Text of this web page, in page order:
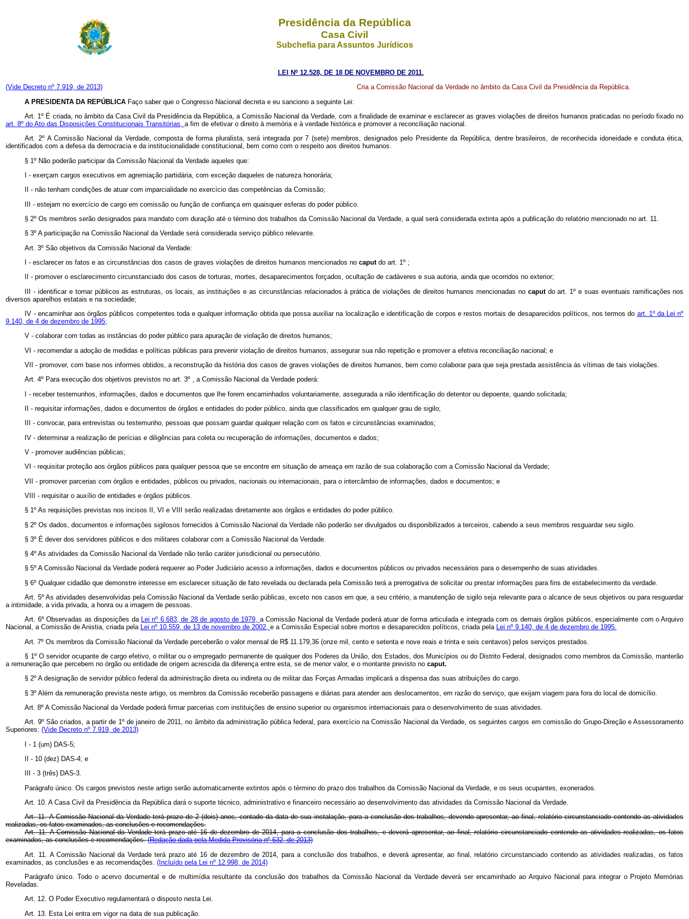
Presidência da República
Casa Civil
Subchefia para Assuntos Jurídicos
LEI Nº 12.528, DE 18 DE NOVEMBRO DE 2011.
(Vide Decreto nº 7.919, de 2013)
Cria a Comissão Nacional da Verdade no âmbito da Casa Civil da Presidência da República.
A PRESIDENTA DA REPÚBLICA Faço saber que o Congresso Nacional decreta e eu sanciono a seguinte Lei:
Art. 1º É criada, no âmbito da Casa Civil da Presidência da República, a Comissão Nacional da Verdade, com a finalidade de examinar e esclarecer as graves violações de direitos humanos praticadas no período fixado no
art. 8º do Ato das Disposições Constitucionais Transitórias, a fim de efetivar o direito à memória e à verdade histórica e promover a reconciliação nacional.
Art. 2º A Comissão Nacional da Verdade, composta de forma pluralista, será integrada por 7 (sete) membros, designados pelo Presidente da República, dentre brasileiros, de reconhecida idoneidade e conduta ética,
identificados com a defesa da democracia e da institucionalidade constitucional, bem como com o respeito aos direitos humanos.
§ 1º Não poderão participar da Comissão Nacional da Verdade aqueles que:
I - exerçam cargos executivos em agremiação partidária, com exceção daqueles de natureza honorária;
II - não tenham condições de atuar com imparcialidade no exercício das competências da Comissão;
III - estejam no exercício de cargo em comissão ou função de confiança em quaisquer esferas do poder público.
§ 2º Os membros serão designados para mandato com duração até o término dos trabalhos da Comissão Nacional da Verdade, a qual será considerada extinta após a publicação do relatório mencionado no art. 11.
§ 3º A participação na Comissão Nacional da Verdade será considerada serviço público relevante.
Art. 3º São objetivos da Comissão Nacional da Verdade:
I - esclarecer os fatos e as circunstâncias dos casos de graves violações de direitos humanos mencionados nocaputdo art. 1º ;
II - promover o esclarecimento circunstanciado dos casos de torturas, mortes, desaparecimentos forçados, ocultação de cadáveres e sua autoria, ainda que ocorridos no exterior;
III - identificar e tornar públicos as estruturas, os locais, as instituições e as circunstâncias relacionados à prática de violações de direitos humanos mencionadas no caput do art. 1º e suas eventuais ramificações nos
diversos aparelhos estatais e na sociedade;
IV - encaminhar aos órgãos públicos competentes toda e qualquer informação obtida que possa auxiliar na localização e identificação de corpos e restos mortais de desaparecidos políticos, nos termos do art. 1º da Lei nº
9.140, de 4 de dezembro de 1995;
V - colaborar com todas as instâncias do poder público para apuração de violação de direitos humanos;
VI - recomendar a adoção de medidas e políticas públicas para prevenir violação de direitos humanos, assegurar sua não repetição e promover a efetiva reconciliação nacional; e
VII - promover, com base nos informes obtidos, a reconstrução da história dos casos de graves violações de direitos humanos, bem como colaborar para que seja prestada assistência às vítimas de tais violações.
Art. 4º Para execução dos objetivos previstos no art. 3º , a Comissão Nacional da Verdade poderá:
I - receber testemunhos, informações, dados e documentos que lhe forem encaminhados voluntariamente, assegurada a não identificação do detentor ou depoente, quando solicitada;
II - requisitar informações, dados e documentos de órgãos e entidades do poder público, ainda que classificados em qualquer grau de sigilo;
III - convocar, para entrevistas ou testemunho, pessoas que possam guardar qualquer relação com os fatos e circunstâncias examinados;
IV - determinar a realização de perícias e diligências para coleta ou recuperação de informações, documentos e dados;
V - promover audiências públicas;
VI - requisitar proteção aos órgãos públicos para qualquer pessoa que se encontre em situação de ameaça em razão de sua colaboração com a Comissão Nacional da Verdade;
VII - promover parcerias com órgãos e entidades, públicos ou privados, nacionais ou internacionais, para o intercâmbio de informações, dados e documentos; e
VIII - requisitar o auxílio de entidades e órgãos públicos.
§ 1º As requisições previstas nos incisos II, VI e VIII serão realizadas diretamente aos órgãos e entidades do poder público.
§ 2º Os dados, documentos e informações sigilosos fornecidos à Comissão Nacional da Verdade não poderão ser divulgados ou disponibilizados a terceiros, cabendo a seus membros resguardar seu sigilo.
§ 3º É dever dos servidores públicos e dos militares colaborar com a Comissão Nacional da Verdade.
§ 4º As atividades da Comissão Nacional da Verdade não terão caráter jurisdicional ou persecutório.
§ 5º A Comissão Nacional da Verdade poderá requerer ao Poder Judiciário acesso a informações, dados e documentos públicos ou privados necessários para o desempenho de suas atividades.
§ 6º Qualquer cidadão que demonstre interesse em esclarecer situação de fato revelada ou declarada pela Comissão terá a prerrogativa de solicitar ou prestar informações para fins de estabelecimento da verdade.
Art. 5º As atividades desenvolvidas pela Comissão Nacional da Verdade serão públicas, exceto nos casos em que, a seu critério, a manutenção de sigilo seja relevante para o alcance de seus objetivos ou para resguardar
a intimidade, a vida privada, a honra ou a imagem de pessoas.
Art. 6º Observadas as disposições da Lei nº 6.683, de 28 de agosto de 1979, a Comissão Nacional da Verdade poderá atuar de forma articulada e integrada com os demais órgãos públicos, especialmente com o Arquivo
Nacional, a Comissão de Anistia, criada pela Lei nº 10.559, de 13 de novembro de 2002, e a Comissão Especial sobre mortos e desaparecidos políticos, criada pela Lei nº 9.140, de 4 de dezembro de 1995.
Art. 7º Os membros da Comissão Nacional da Verdade perceberão o valor mensal de R$ 11.179,36 (onze mil, cento e setenta e nove reais e trinta e seis centavos) pelos serviços prestados.
§ 1º O servidor ocupante de cargo efetivo, o militar ou o empregado permanente de qualquer dos Poderes da União, dos Estados, dos Municípios ou do Distrito Federal, designados como membros da Comissão, manterão
a remuneração que percebem no órgão ou entidade de origem acrescida da diferença entre esta, se de menor valor, e o montante previsto no caput.
§ 2º A designação de servidor público federal da administração direta ou indireta ou de militar das Forças Armadas implicará a dispensa das suas atribuições do cargo.
§ 3º Além da remuneração prevista neste artigo, os membros da Comissão receberão passagens e diárias para atender aos deslocamentos, em razão do serviço, que exijam viagem para fora do local de domicílio.
Art. 8º A Comissão Nacional da Verdade poderá firmar parcerias com instituições de ensino superior ou organismos internacionais para o desenvolvimento de suas atividades.
Art. 9º São criados, a partir de 1º de janeiro de 2011, no âmbito da administração pública federal, para exercício na Comissão Nacional da Verdade, os seguintes cargos em comissão do Grupo-Direção e Assessoramento
Superiores: (Vide Decreto nº 7.919, de 2013)
I - 1 (um) DAS-5;
II - 10 (dez) DAS-4; e
III - 3 (três) DAS-3.
Parágrafo único. Os cargos previstos neste artigo serão automaticamente extintos após o término do prazo dos trabalhos da Comissão Nacional da Verdade, e os seus ocupantes, exonerados.
Art. 10. A Casa Civil da Presidência da República dará o suporte técnico, administrativo e financeiro necessário ao desenvolvimento das atividades da Comissão Nacional da Verdade.
Art. 11. A Comissão Nacional da Verdade terá prazo de 2 (dois) anos, contado da data de sua instalação, para a conclusão dos trabalhos, devendo apresentar, ao final, relatório circunstanciado contendo as atividades
realizadas, os fatos examinados, as conclusões e recomendações.
Art. 11. A Comissão Nacional da Verdade terá prazo até 16 de dezembro de 2014, para a conclusão dos trabalhos, e deverá apresentar, ao final, relatório circunstanciado contendo as atividades realizadas, os fatos
examinados, as conclusões e recomendações.(Redação dada pela Medida Provisória nº 632, de 2013)
Art. 11. A Comissão Nacional da Verdade terá prazo até 16 de dezembro de 2014, para a conclusão dos trabalhos, e deverá apresentar, ao final, relatório circunstanciado contendo as atividades realizadas, os fatos
examinados, as conclusões e as recomendações. (Incluído pela Lei nº 12.998, de 2014)
Parágrafo único. Todo o acervo documental e de multimídia resultante da conclusão dos trabalhos da Comissão Nacional da Verdade deverá ser encaminhado ao Arquivo Nacional para integrar o Projeto Memórias
Reveladas.
Art. 12. O Poder Executivo regulamentará o disposto nesta Lei.
Art. 13. Esta Lei entra em vigor na data de sua publicação.